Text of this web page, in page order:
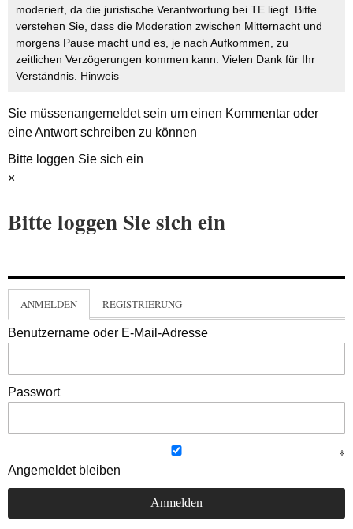
moderiert, da die juristische Verantwortung bei TE liegt. Bitte
verstehen Sie, dass die Moderation zwischen Mitternacht und
morgens Pause macht und es, je nach Aufkommen, zu
zeitlichen Verzögerungen kommen kann. Vielen Dank für Ihr
Verständnis. Hinweis
Sie müssenangemeldetsein um einen Kommentar oder
eine Antwort schreiben zu können
Bitte loggen Sie sich ein
×
Bitte loggen Sie sich ein
ANMELDEN REGISTRIERUNG
Benutzername oder E-Mail-Adresse
Passwort
Angemeldet bleiben